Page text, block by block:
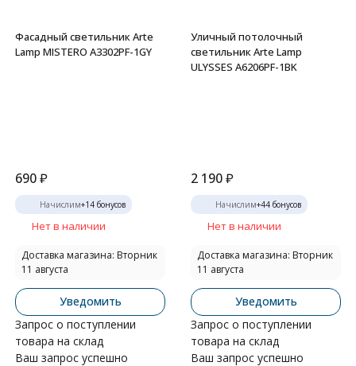
Фасадный светильник Arte
Lamp MISTERO A3302PF-1GY
690₽
Начислим+14 бонусов
Нет в наличии
Доставка магазина: Вторник
11 августа
Уведомить
Запрос о поступлении
товара на склад
Ваш запрос успешно
Уличный потолочный
светильник Arte Lamp
ULYSSES A6206PF-1BK
2 190₽
Начислим+44 бонусов
Нет в наличии
Доставка магазина: Вторник
11 августа
Уведомить
Запрос о поступлении
товара на склад
Ваш запрос успешно